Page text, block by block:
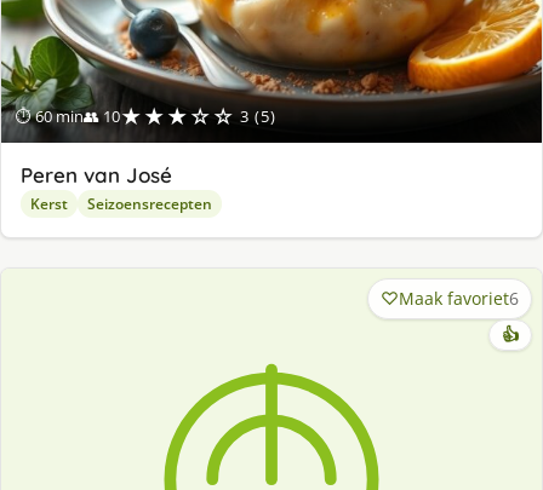
⏱ 60 min👥 10★★★☆☆ 3 (5)
Peren van José
Kerst Seizoensrecepten
Maak favoriet6
👍